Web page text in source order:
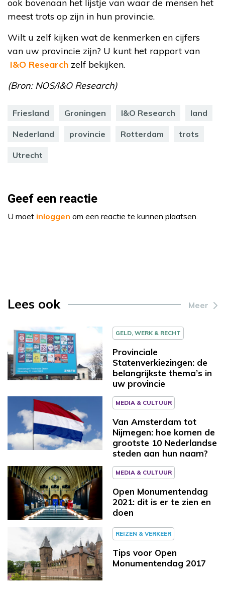
ook bovenaan het lijstje van waar de mensen het
meest trots op zijn in hun provincie.
Wilt u zelf kijken wat de kenmerken en cijfers
van uw provincie zijn? U kunt het rapport van
I&O Research zelf bekijken.
(Bron: NOS/I&O Research)
Friesland Groningen I&O Research land
Nederland provincie Rotterdam trots
Utrecht
Geef een reactie
U moet inloggen om een reactie te kunnen plaatsen.
Lees ook Meer
GELD, WERK & RECHT
Provinciale
Statenverkiezingen: de
belangrijkste thema’s in
uw provincie
MEDIA & CULTUUR
Van Amsterdam tot
Nijmegen: hoe komen de
grootste 10 Nederlandse
steden aan hun naam?
MEDIA & CULTUUR
Open Monumentendag
2021: dit is er te zien en
doen
REIZEN & VERKEER
Tips voor Open
Monumentendag 2017